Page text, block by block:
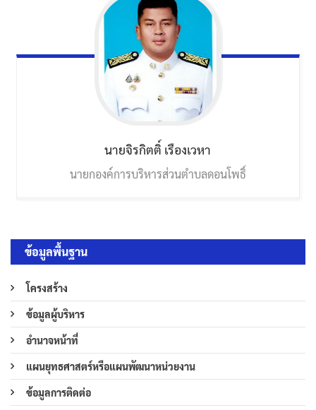
นายจิรกิตติ์ เรืองเวหา
นายกองค์การบริหารส่วนตำบลดอนโพธิ์
ข้อมูลพื้นฐาน
โครงสร้าง
ข้อมูลผู้บริหาร
อำนาจหน้าที่
แผนยุทธศาสตร์หรือแผนพัฒนาหน่วยงาน
ข้อมูลการติดต่อ